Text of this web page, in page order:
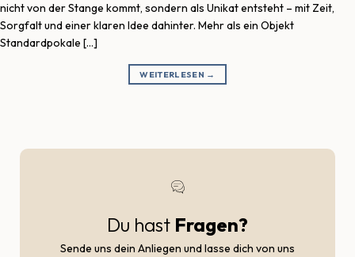
nicht von der Stange kommt, sondern als Unikat entsteht – mit Zeit,
Sorgfalt und einer klaren Idee dahinter. Mehr als ein Objekt
Standardpokale […]
WEITERLESEN →
Du hast Fragen?
Sende uns dein Anliegen und lasse dich von uns